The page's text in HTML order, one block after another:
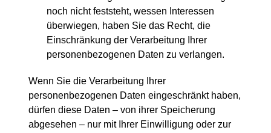
noch nicht feststeht, wessen Interessen
überwiegen, haben Sie das Recht, die
Einschränkung der Verarbeitung Ihrer
personenbezogenen Daten zu verlangen.
Wenn Sie die Verarbeitung Ihrer
personenbezogenen Daten eingeschränkt haben,
dürfen diese Daten – von ihrer Speicherung
abgesehen – nur mit Ihrer Einwilligung oder zur